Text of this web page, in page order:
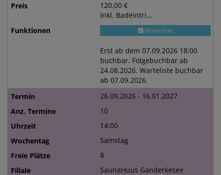
120,00 €
inkl. Badeintri...
Warteliste
Erst ab dem 07.09.2026 18:00
buchbar. Folgebuchbar ab
24.08.2026. Warteliste buchbar
ab 07.09.2026.
26.09.2026 - 16.01.2027
10
14:00
Samstag
8
SaunaHuus Ganderkesee